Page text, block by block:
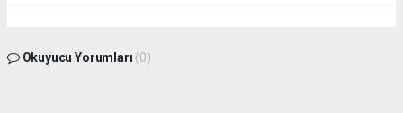
Okuyucu Yorumları (0)